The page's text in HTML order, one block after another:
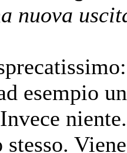
nuova
esempio